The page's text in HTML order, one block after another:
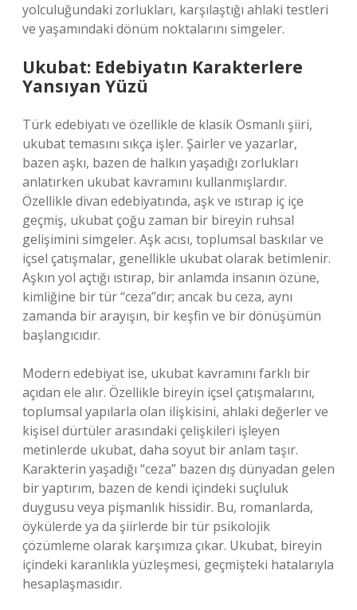
yolculuğundaki zorlukları, karşılaştığı ahlaki testleri
ve yaşamındaki dönüm noktalarını simgeler.
Ukubat: Edebiyatın Karakterlere
Yansıyan Yüzü
Türk edebiyatı ve özellikle de klasik Osmanlı şiiri,
ukubat temasını sıkça işler. Şairler ve yazarlar,
bazen aşkı, bazen de halkın yaşadığı zorlukları
anlatırken ukubat kavramını kullanmışlardır.
Özellikle divan edebiyatında, aşk ve ıstırap iç içe
geçmiş, ukubat çoğu zaman bir bireyin ruhsal
gelişimini simgeler. Aşk acısı, toplumsal baskılar ve
içsel çatışmalar, genellikle ukubat olarak betimlenir.
Aşkın yol açtığı ıstırap, bir anlamda insanın özüne,
kimliğine bir tür “ceza”dır; ancak bu ceza, aynı
zamanda bir arayışın, bir keşfin ve bir dönüşümün
başlangıcıdır.
Modern edebiyat ise, ukubat kavramını farklı bir
açıdan ele alır. Özellikle bireyin içsel çatışmalarını,
toplumsal yapılarla olan ilişkisini, ahlaki değerler ve
kişisel dürtüler arasındaki çelişkileri işleyen
metinlerde ukubat, daha soyut bir anlam taşır.
Karakterin yaşadığı “ceza” bazen dış dünyadan gelen
bir yaptırım, bazen de kendi içindeki suçluluk
duygusu veya pişmanlık hissidir. Bu, romanlarda,
öykülerde ya da şiirlerde bir tür psikolojik
çözümleme olarak karşımıza çıkar. Ukubat, bireyin
içindeki karanlıkla yüzleşmesi, geçmişteki hatalarıyla
hesaplaşmasıdır.